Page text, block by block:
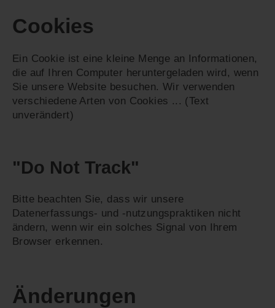
Cookies
Ein Cookie ist eine kleine Menge an Informationen,
die auf Ihren Computer heruntergeladen wird, wenn
Sie unsere Website besuchen. Wir verwenden
verschiedene Arten von Cookies ... (Text
unverändert)
"Do Not Track"
Bitte beachten Sie, dass wir unsere
Datenerfassungs- und -nutzungspraktiken nicht
ändern, wenn wir ein solches Signal von Ihrem
Browser erkennen.
Änderungen